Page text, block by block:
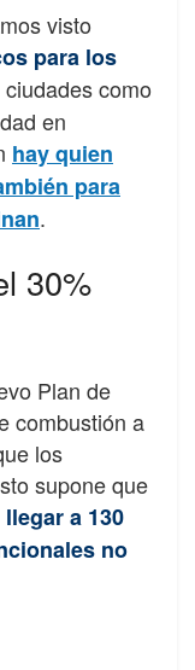
visto
para los
como
en
hay quien
para
.
30%
Plan de
combustión a
los
supone que
a 130
no